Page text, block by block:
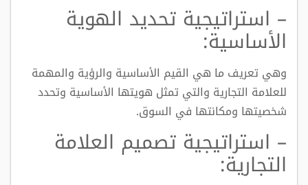
– استراتيجية تحديد الهوية
الأساسية:
وهي تعريف ما هي القيم الأساسية والرؤية والمهمة
للعلامة التجارية والتي تمثل هويتها الأساسية وتحدد
شخصيتها ومكانتها في السوق.
– استراتيجية تصميم العلامة
التجارية: